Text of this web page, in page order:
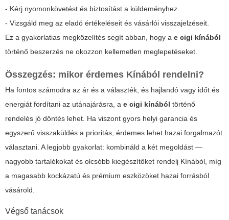
- Kérj nyomonkövetést és biztosítást a küldeményhez.
- Vizsgáld meg az eladó értékeléseit és vásárlói visszajelzéseit.
Ez a gyakorlatias megközelítés segít abban, hogy a e cigi kínából
történő beszerzés ne okozzon kellemetlen meglepetéseket.
Összegzés: mikor érdemes Kínából rendelni?
Ha fontos számodra az ár és a választék, és hajlandó vagy időt és
energiát fordítani az utánajárásra, a e cigi kínából történő
rendelés jó döntés lehet. Ha viszont gyors helyi garancia és
egyszerű visszaküldés a prioritás, érdemes lehet hazai forgalmazót
választani. A legjobb gyakorlat: kombináld a két megoldást —
nagyobb tartalékokat és olcsóbb kiegészítőket rendelj Kínából, míg
a magasabb kockázatú és prémium eszközöket hazai forrásból
vásárold.
Végső tanácsok